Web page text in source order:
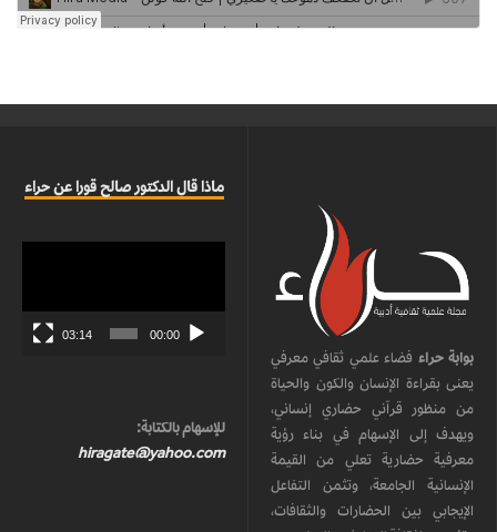
بوابة حراء فضاء علمي ثقافي معرفي
يعنى بقراءة الإنسان والكون والحياة
من منظور قرآني حضاري إنساني،
ويهدف إلى الإسهام في بناء رؤية
معرفية حضارية تعلي من القيمة
الإنسانية الجامعة، وتثمن التفاعل
الإيجابي بين الحضارات والثقافات،
ماذا قال الدكتور صالح قورا عن حراء
00:00
03:14
للإسهام بالكتابة:
hiragate@yahoo.com